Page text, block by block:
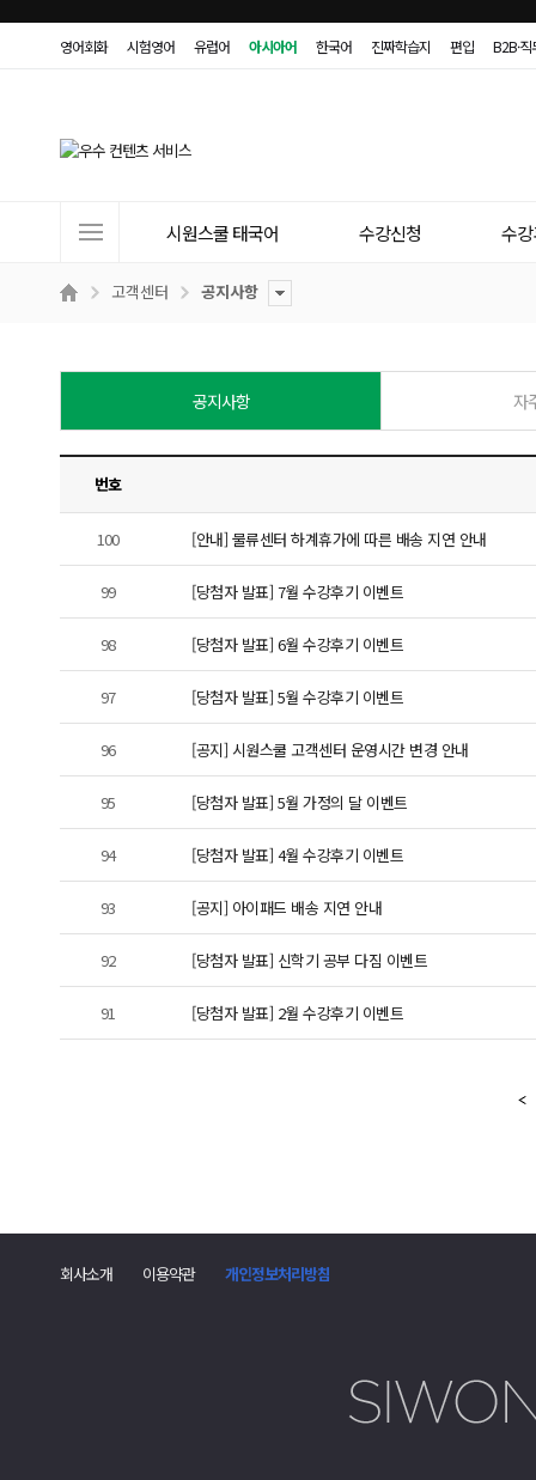
영어회화 시험영어 유럽어 아시아어 한국어 진짜학습지 편입 B2B·
트
시원스쿨 태국어 수강신청 수
고객센터 공지사항
공지사항 자
번호
100 [안내] 물류센터 하계휴가에 따른 배송 지연 안내
99 [당첨자 발표] 7월 수강후기 이벤트
98 [당첨자 발표] 6월 수강후기 이벤트
97 [당첨자 발표] 5월 수강후기 이벤트
96 [공지] 시원스쿨 고객센터 운영시간 변경 안내
95 [당첨자 발표] 5월 가정의 달 이벤트
94 [당첨자 발표] 4월 수강후기 이벤트
93 [공지] 아이패드 배송 지연 안내
92 [당첨자 발표] 신학기 공부 다짐 이벤트
91 [당첨자 발표] 2월 수강후기 이벤트
회사소개 이용약관 개인정보처리방침